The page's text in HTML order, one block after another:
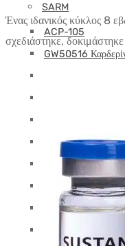
SARM
ACP-105
GW50516
RAD-140
S23 Mastorin
S4 Andarine
SR-9009
τιμή:
$642.90. τιμή
είναι:
Ένας ιδανικός κύκλος 8
σχεδιάστηκε,